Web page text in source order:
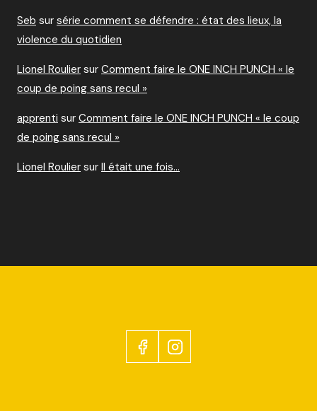
Seb sur série comment se défendre : état des lieux, la
violence du quotidien
Lionel Roulier sur Comment faire le ONE INCH PUNCH « le
coup de poing sans recul »
apprenti sur Comment faire le ONE INCH PUNCH « le coup
de poing sans recul »
Lionel Roulier sur Il était une fois…